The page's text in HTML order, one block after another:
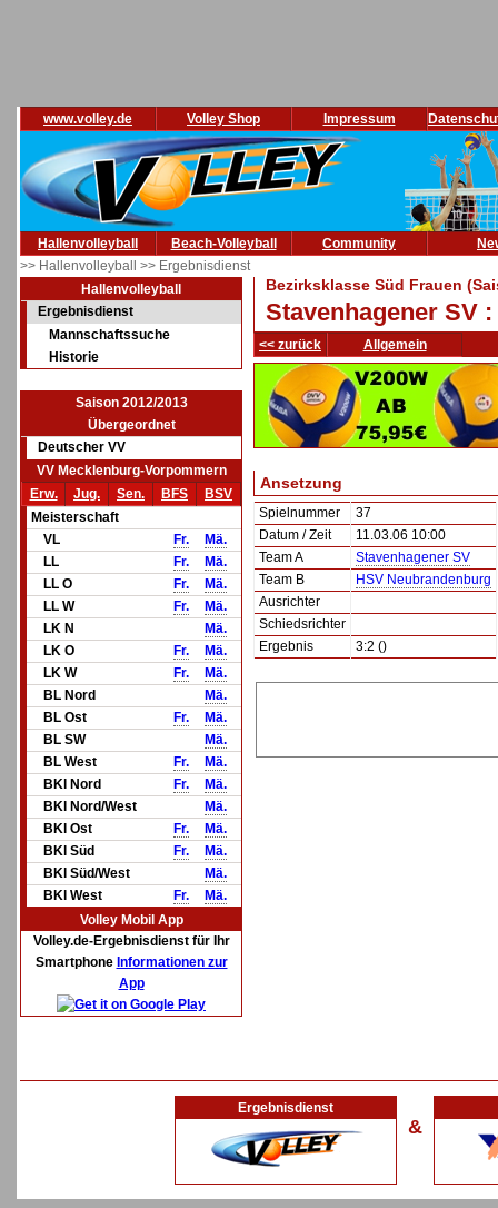
www.volley.de Volley Shop Impressum
Hallenvolleyball Beach-Volleyball Community
>> Hallenvolleyball >> Ergebnisdienst
Hallenvolleyball
Ergebnisdienst
Mannschaftssuche
Historie
Saison 2012/2013
Übergeordnet
Deutscher VV
VV Mecklenburg-Vorpommern
Erw.
Jug. Sen. BFS
BSV
Meisterschaft
VL
Fr.
Mä.
LL
Fr.
Mä.
LL O
Fr.
Mä.
LL W
Fr.
Mä.
LK N
Mä.
LK O
Fr.
Mä.
LK W
Fr.
Mä.
BL Nord
Mä.
BL Ost
Fr.
Mä.
BL SW
Mä.
BL West
Fr.
Mä.
BKl Nord
Fr.
Mä.
BKl Nord/West
Mä.
BKl Ost
Fr.
Mä.
BKl Süd
Fr.
Mä.
BKl Süd/West
Mä.
BKl West
Fr.
Mä.
Volley Mobil App
Volley.de-Ergebnisdienst für Ihr
Smartphone Informationen zur
App
Bezirksklasse Süd Frauen
Stavenhagener SV
<< zurück Allgemein
Ansetzung
Spielnummer
37
Datum / Zeit
11.03.06 10:00
Team A
Stavenhagener SV
Team B
HSV Neubrandenburg
Ausrichter
Schiedsrichter
Ergebnis
3:2 ()
Ergebnisdienst
&